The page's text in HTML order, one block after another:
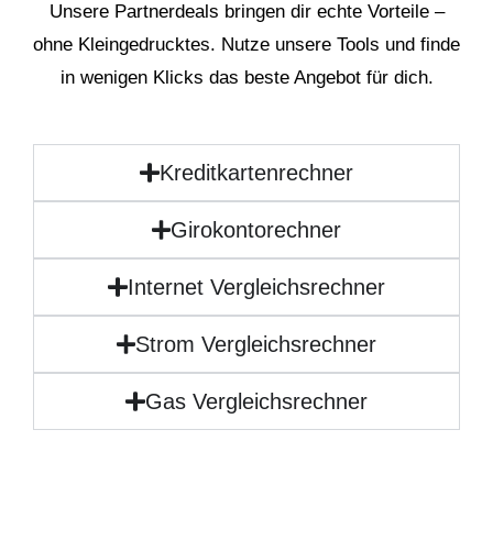
Unsere Partnerdeals bringen dir echte Vorteile –
ohne Kleingedrucktes. Nutze unsere Tools und finde
in wenigen Klicks das beste Angebot für dich.
Kreditkartenrechner
Girokontorechner
Internet Vergleichsrechner
Strom Vergleichsrechner
Gas Vergleichsrechner